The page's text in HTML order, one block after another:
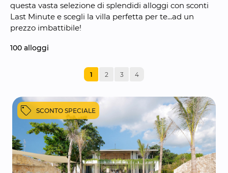
questa vasta selezione di splendidi alloggi con sconti
Last Minute e scegli la villa perfetta per te...ad un
prezzo imbattibile!
100 alloggi
1 2 3 4
SCONTO SPECIALE